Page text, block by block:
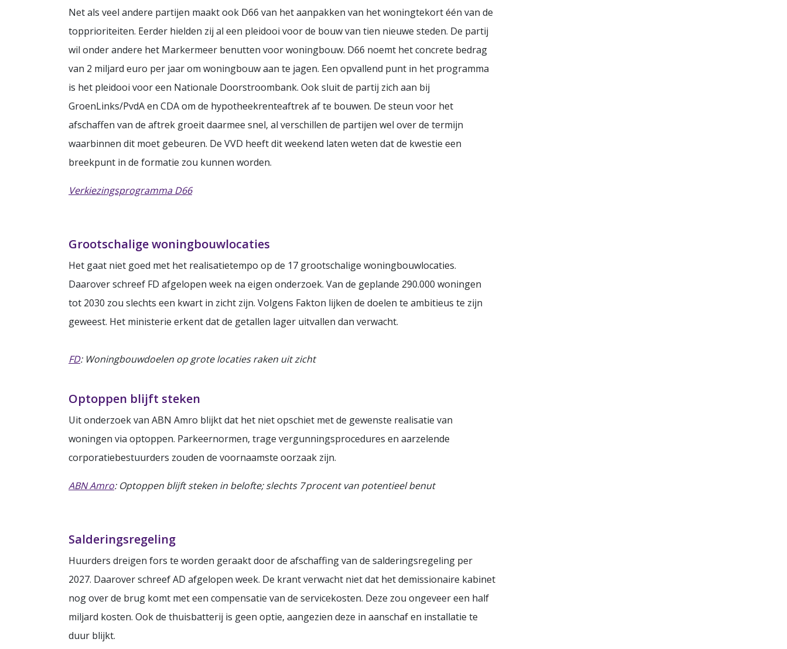
Net als veel andere partijen maakt ook D66 van het aanpakken van het woningtekort één van de
topprioriteiten. Eerder hielden zij al een pleidooi voor de bouw van tien nieuwe steden. De partij
wil onder andere het Markermeer benutten voor woningbouw. D66 noemt het concrete bedrag
van 2 miljard euro per jaar om woningbouw aan te jagen. Een opvallend punt in het programma
is het pleidooi voor een Nationale Doorstroombank. Ook sluit de partij zich aan bij
GroenLinks/PvdA en CDA om de hypotheekrenteaftrek af te bouwen. De steun voor het
afschaffen van de aftrek groeit daarmee snel, al verschillen de partijen wel over de termijn
waarbinnen dit moet gebeuren. De VVD heeft dit weekend laten weten dat de kwestie een
breekpunt in de formatie zou kunnen worden.
Verkiezingsprogramma D66
Grootschalige woningbouwlocaties
Het gaat niet goed met het realisatietempo op de 17 grootschalige woningbouwlocaties.
Daarover schreef FD afgelopen week na eigen onderzoek. Van de geplande 290.000 woningen
tot 2030 zou slechts een kwart in zicht zijn. Volgens Fakton lijken de doelen te ambitieus te zijn
geweest. Het ministerie erkent dat de getallen lager uitvallen dan verwacht.
FD: Woningbouwdoelen op grote locaties raken uit zicht
Optoppen blijft steken
Uit onderzoek van ABN Amro blijkt dat het niet opschiet met de gewenste realisatie van
woningen via optoppen. Parkeernormen, trage vergunningsprocedures en aarzelende
corporatiebestuurders zouden de voornaamste oorzaak zijn.
ABN Amro: Optoppen blijft steken in belofte; slechts 7 procent van potentieel benut
Salderingsregeling
Huurders dreigen fors te worden geraakt door de afschaffing van de salderingsregeling per
2027. Daarover schreef AD afgelopen week. De krant verwacht niet dat het demissionaire kabinet
nog over de brug komt met een compensatie van de servicekosten. Deze zou ongeveer een half
miljard kosten. Ook de thuisbatterij is geen optie, aangezien deze in aanschaf en installatie te
duur blijkt.